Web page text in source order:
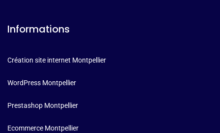
Informations
Création site internet Montpellier
WordPress Montpellier
Prestashop Montpellier
Ecommerce Montpellier